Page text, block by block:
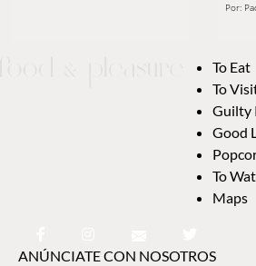
Por:
To Eat
To
Guilty
Good
To
Maps
ANÚNCIATE CON NOSOTROS